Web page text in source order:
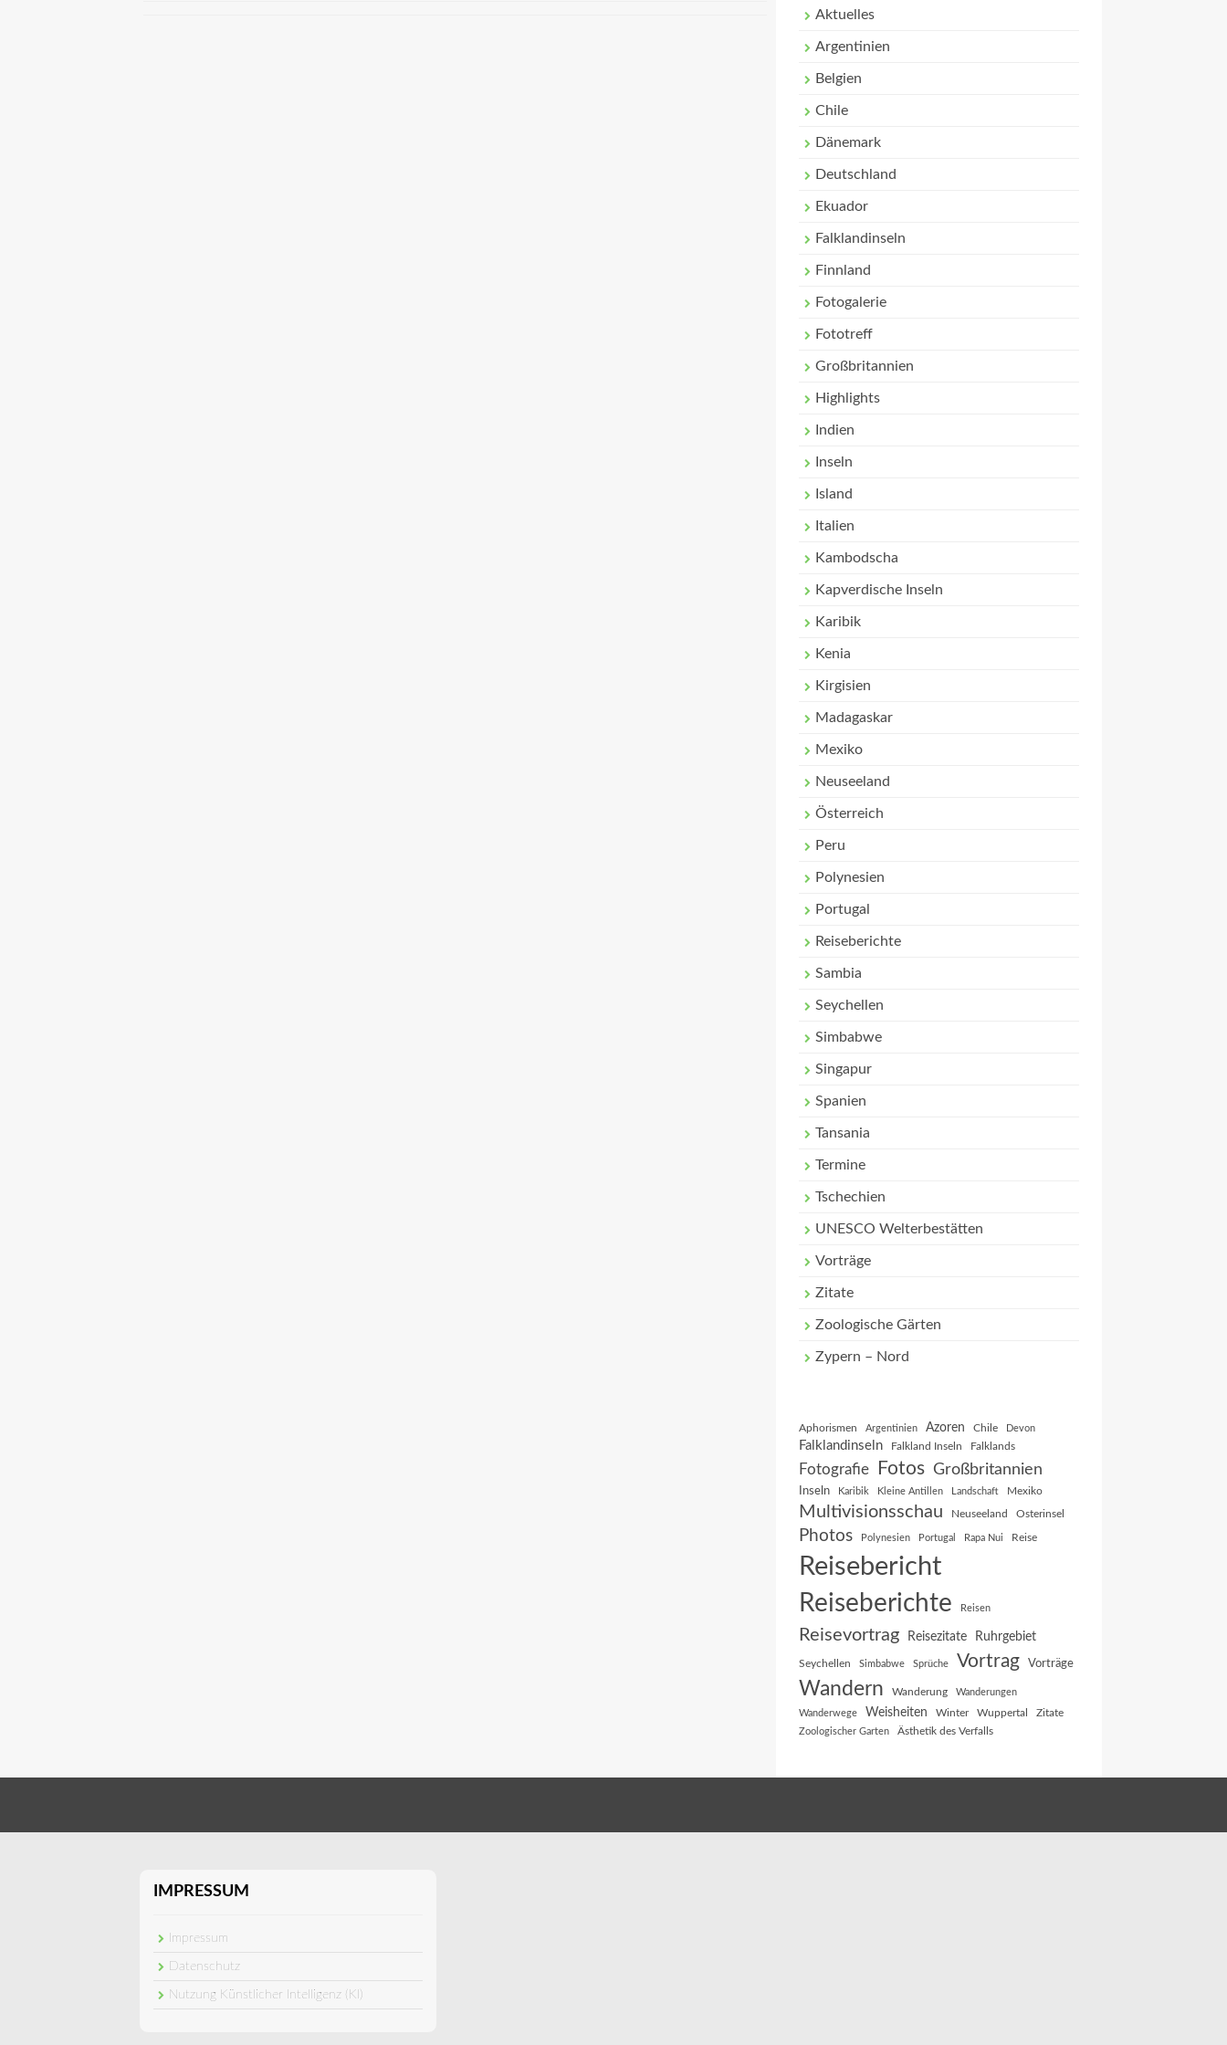
Aktuelles
Argentinien
Belgien
Chile
Dänemark
Deutschland
Ekuador
Falklandinseln
Finnland
Fotogalerie
Fototreff
Großbritannien
Highlights
Indien
Inseln
Island
Italien
Kambodscha
Kapverdische Inseln
Karibik
Kenia
Kirgisien
Madagaskar
Mexiko
Neuseeland
Österreich
Peru
Polynesien
Portugal
Reiseberichte
Sambia
Seychellen
Simbabwe
Singapur
Spanien
Tansania
Termine
Tschechien
UNESCO Welterbestätten
Vorträge
Zitate
Zoologische Gärten
Zypern – Nord
Aphorismen Argentinien Azoren Chile Devon
Falklandinseln Falkland Inseln Falklands
Fotografie Fotos Großbritannien
Inseln Karibik Kleine Antillen Landschaft Mexiko
Multivisionsschau Neuseeland Osterinsel
Photos Polynesien Portugal Rapa Nui Reise
Reisebericht
Reiseberichte Reisen
Reisevortrag Reisezitate Ruhrgebiet
Seychellen Simbabwe Sprüche Vortrag Vorträge
Wandern Wanderung Wanderungen
Wanderwege Weisheiten Winter Wuppertal Zitate
Zoologischer Garten Ästhetik des Verfalls
IMPRESSUM
Impressum
Datenschutz
Nutzung Künstlicher Intelligenz (KI)